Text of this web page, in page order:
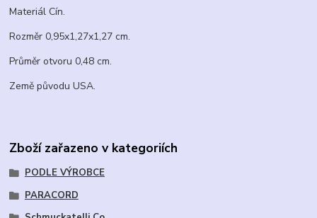
Materiál Cín.
Rozměr 0,95x1,27x1,27 cm.
Průměr otvoru 0,48 cm.
Země původu USA.
Zboží zařazeno v kategoriích
PODLE VÝROBCE
PARACORD